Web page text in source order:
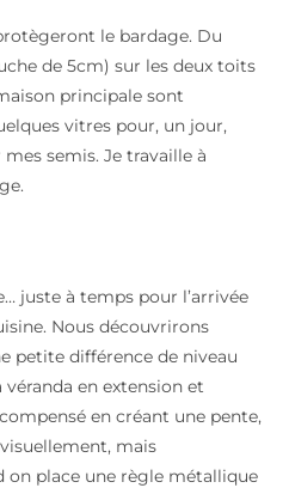
le bardage. Du
de 5cm) sur les deux toits
principale sont
vitres pour, un jour,
semis. Je travaille à
juste à temps pour l’arrivée
Nous découvrirons
petite différence de niveau
en extension et
en créant une pente,
mais
on place une règle métallique